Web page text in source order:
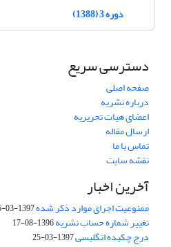
دوره 3 (1388)
دسترسی سریع
صفحه اصلی
درباره نشریه
اعضای هیات تحریریه
ارسال مقاله
تماس با ما
نقشه سایت
آخرین اخبار
ممنوعیت اجرای موارد ذکر شده1397-03-25
تغییر شماره حساب نشریه1396-08-17
درج چکیده انگلیسی1397-03-25